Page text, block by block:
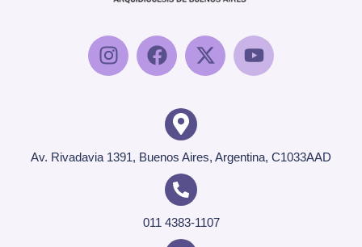
Av. Rivadavia 1391, Buenos Aires, Argentina, C1033AAD
011 4383-1107